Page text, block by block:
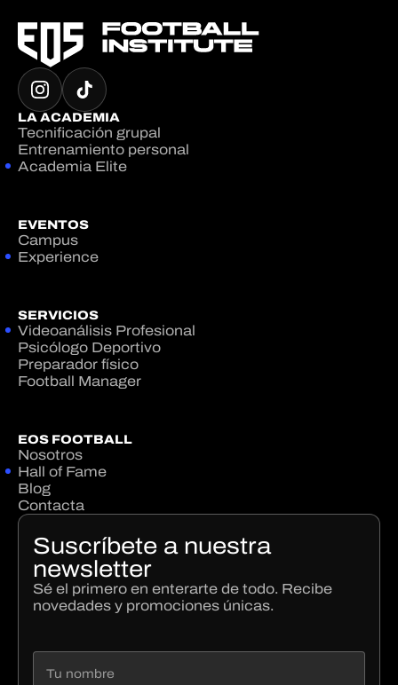
LA ACADEMIA
Tecnificación grupal
Entrenamiento personal
Academia Elite
EVENTOS
Campus
Experience
SERVICIOS
Videoanálisis Profesional
Psicólogo Deportivo
Preparador físico
Football Manager
EOS FOOTBALL
Nosotros
Hall of Fame
Blog
Contacta
Suscríbete a nuestra
newsletter
Sé el primero en enterarte de todo. Recibe
novedades y promociones únicas.